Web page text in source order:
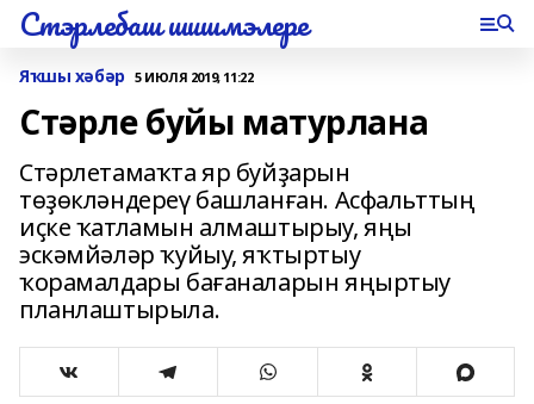
Стэрлебаш шишмэлере
Яҡшы хәбәр 5 ИЮЛЯ 2019, 11:22
Стәрле буйы матурлана
Стәрлетамаҡта яр буйҙарын
төҙөкләндереү башланған. Асфальттың
иҫке ҡатламын алмаштырыу, яңы
эскәмйәләр ҡуйыу, яҡтыртыу
ҡорамалдары бағаналарын яңыртыу
планлаштырыла.